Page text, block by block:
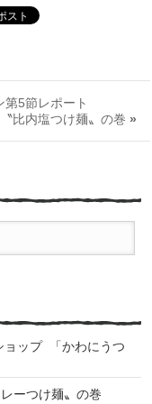
第5節レポート
比内塩つけ麺〟の巻 »
ョップ 「かわにうつ
ーつけ麺〟の巻